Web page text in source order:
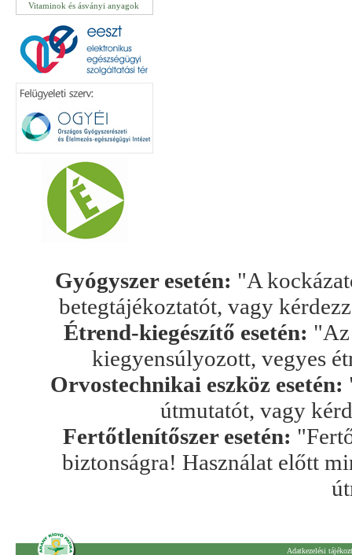
Vitaminok és ásványi anyagok
Gyógyszer esetén: "A
betegtájékoztatót, vagy
Étrend-kiegészítő esetén: "Az
kiegyensúlyozott, vegyes
Orvostechnikai eszköz esetén:
útmutatót, vagy
Fertőtlenítőszer esetén:
biztonságra! Használat előtt
Adatkezelési